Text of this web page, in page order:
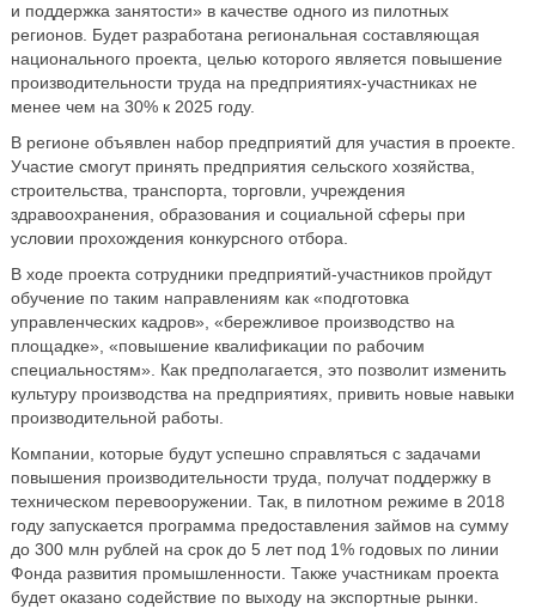
и поддержка занятости» в качестве одного из пилотных
регионов. Будет разработана региональная составляющая
национального проекта, целью которого является повышение
производительности труда на предприятиях-участниках не
менее чем на 30% к 2025 году.
В регионе объявлен набор предприятий для участия в проекте.
Участие смогут принять предприятия сельского хозяйства,
строительства, транспорта, торговли, учреждения
здравоохранения, образования и социальной сферы при
условии прохождения конкурсного отбора.
В ходе проекта сотрудники предприятий-участников пройдут
обучение по таким направлениям как «подготовка
управленческих кадров», «бережливое производство на
площадке», «повышение квалификации по рабочим
специальностям». Как предполагается, это позволит изменить
культуру производства на предприятиях, привить новые навыки
производительной работы.
Компании, которые будут успешно справляться с задачами
повышения производительности труда, получат поддержку в
техническом перевооружении. Так, в пилотном режиме в 2018
году запускается программа предоставления займов на сумму
до 300 млн рублей на срок до 5 лет под 1% годовых по линии
Фонда развития промышленности. Также участникам проекта
будет оказано содействие по выходу на экспортные рынки.